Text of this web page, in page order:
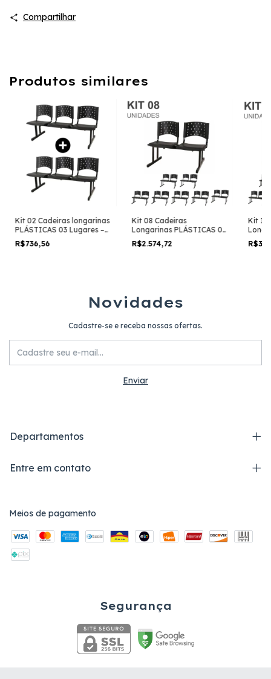
Compartilhar
Produtos similares
Kit 02 Cadeiras longarinas
PLÁSTICAS 03 Lugares –
Cor PRETO – REALPLAST –
23000
R$736,56
Kit 08 Cadeiras
Longarinas PLÁSTICAS 02
Lugares – Cor PRETA –
REALPLAST – 23024
R$2.574,72
Kit 10
Novidades
Cadastre-se e receba nossas ofertas.
Departamentos
Entre em contato
Meios de pagamento
Segurança